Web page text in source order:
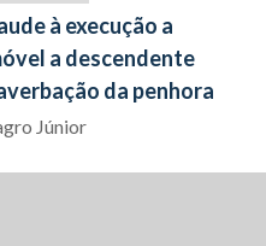
à execução a
a descendente
da penhora
Júnior